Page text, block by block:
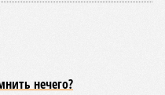
нечего?